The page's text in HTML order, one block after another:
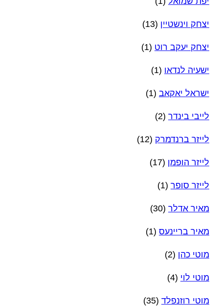
יצחק וינשטיין (13)
יצחק יעקב רוט (1)
ישעיה לנדאו (1)
ישראל יאקאב (1)
לייבי בינדר (2)
לייזר ברנדמרק (12)
לייזר הופמן (17)
לייזר סופר (1)
מאיר אדלר (30)
מאיר בריינעס (1)
מוטי כהן (2)
מוטי לוי (4)
מוטי רוזנפלד (35)